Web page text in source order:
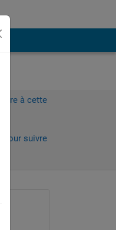
à cette
pour suivre